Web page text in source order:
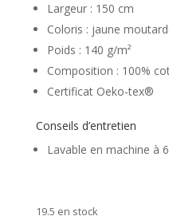
Largeur : 150 cm
Coloris : jaune
Poids : 140 g/m²
Composition : 100%
Certificat Oeko-tex®
Conseils d’entretien
Lavable en machine à
19.5 en stock